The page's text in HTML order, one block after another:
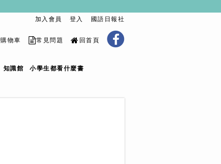
加入會員 登入 國語日報社
購物車 常見問題 回首頁
知識館 小學生都看什麼書